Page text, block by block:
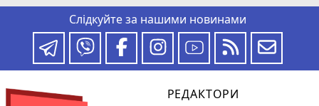
Слідкуйте за нашими новинами
РЕДАКТОРИ